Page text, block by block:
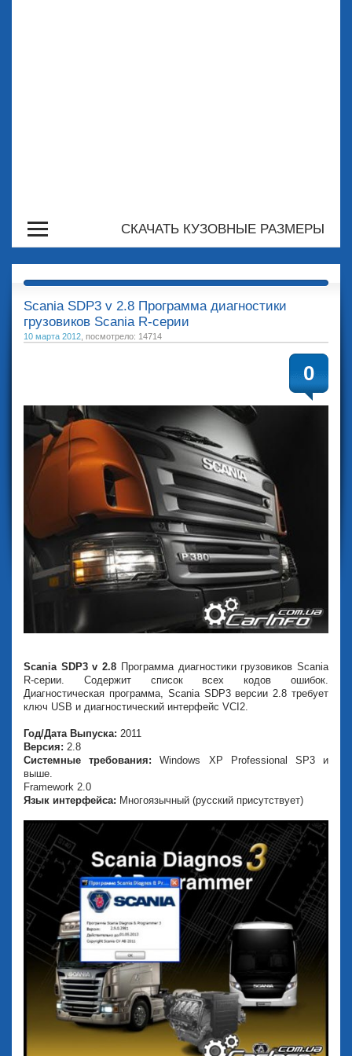
СКАЧАТЬ КУЗОВНЫЕ РАЗМЕРЫ
Scania SDP3 v 2.8 Программа диагностики
грузовиков Scania R-серии
10 марта 2012 , посмотрело: 14714
0
Scania SDP3 v 2.8 Программа диагностики грузовиков Scania
R-серии. Содержит список всех кодов ошибок.
Диагностическaя программa, Scania SDP3 версии 2.8 требует
ключ USB и диагностический интерфейс VCI2.
Год/Дата Выпуска: 2011
Версия: 2.8
Системные требования: Windows XP Professional SP3 и
выше.
Framework 2.0
Язык интерфейса: Многоязычный (русский присутствует)